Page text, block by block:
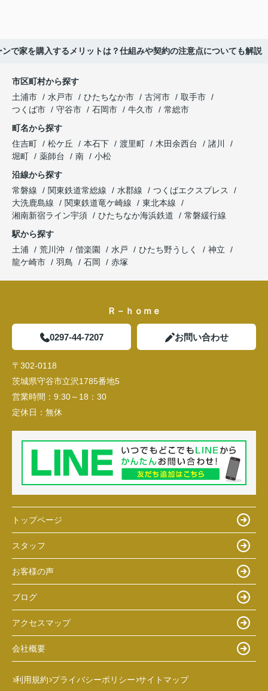
ンで家を購入するメリットは？仕組みや契約の注意点についても解説
市区町村から探す
土浦市
水戸市 ひたちなか市 古河市
取手市
つくば市
守谷市 石岡市 牛久市
常総市
町名から探す
住吉町
松ケ丘 本石下 渡里町 木田余西台
諸川
堀町
薬師台 南
小松
沿線から探す
常磐線
関東鉄道常総線 水郡線
つくばエクスプレス
大洗鹿島線
関東鉄道竜ケ崎線
東北本線
湘南新宿ライン宇須
ひたちなか海浜鉄道
常磐緩行線
駅から探す
土浦
荒川沖 偕楽園 水戸 ひたち野うしく
神立
龍ケ崎市
羽鳥 石岡 赤塚
Ｒ－ｈｏｍｅ
0297-44-7207 お問い合わせ
〒302-0118
茨城県守谷市立沢1785番地5
営業時間： 9:30～18：30
定休日： 無休
トップページ
スタッフ
お客様の声
ブログ
アクセスマップ
会社概要
利用規約 プライバシーポリシー サイトマップ